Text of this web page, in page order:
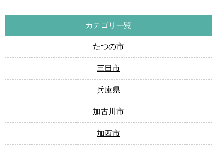
カテゴリ一覧
たつの市
三田市
兵庫県
加古川市
加西市